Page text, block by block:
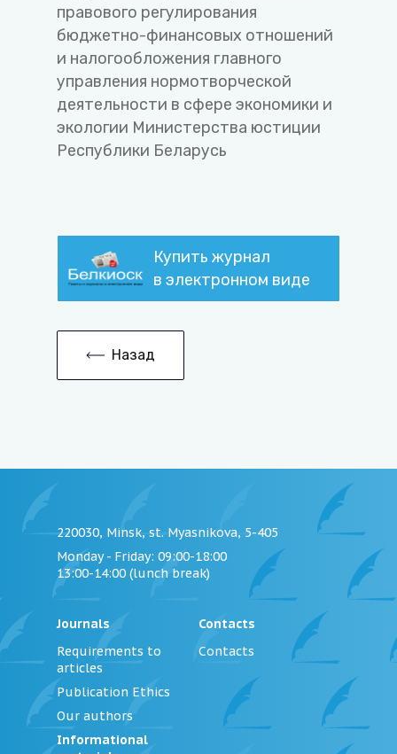
правового регулирования
бюджетно-финансовых отношений
и налогообложения главного
управления нормотворческой
деятельности в сфере экономики и
экологии Министерства юстиции
Республики Беларусь
Купить журнал
в электронном виде
Назад
220030, Minsk, st. Myasnikova, 5-405
Monday - Friday: 09:00-18:00
13:00-14:00 (lunch break)
Journals
Requirements to
articles
Publication Ethics
Our authors
Informational
Contacts
Contacts